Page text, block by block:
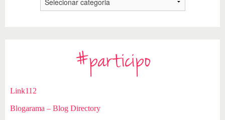
#participo
Link112
Blogarama – Blog Directory